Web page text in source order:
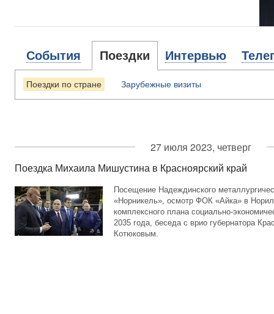
События Поездки Интервью
Поездки по стране Зарубежные визиты
27 июля 2023, четверг
Поездка Михаила Мишустина в Красноярский край
Посещение Надеждинского
«Норникель», осмотр ФОК «Айка» в
комплексного плана социально-
2035 года, беседа с врио губернатора
Котюковым.